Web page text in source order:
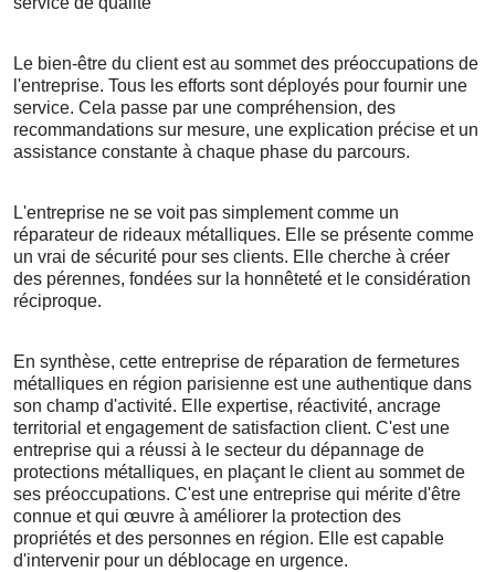
Le bien-être du client est au sommet des préoccupations de
l'entreprise. Tous les efforts sont déployés pour fournir une
service. Cela passe par une compréhension, des
recommandations sur mesure, une explication précise et un
assistance constante à chaque phase du parcours.
L'entreprise ne se voit pas simplement comme un
réparateur de rideaux métalliques. Elle se présente comme
un vrai de sécurité pour ses clients. Elle cherche à créer
des pérennes, fondées sur la honnêteté et le considération
réciproque.
En synthèse, cette entreprise de réparation de fermetures
métalliques en région parisienne est une authentique dans
son champ d'activité. Elle expertise, réactivité, ancrage
territorial et engagement de satisfaction client. C'est une
entreprise qui a réussi à le secteur du dépannage de
protections métalliques, en plaçant le client au sommet de
ses préoccupations. C'est une entreprise qui mérite d'être
connue et qui œuvre à améliorer la protection des
propriétés et des personnes en région. Elle est capable
d'intervenir pour un déblocage en urgence.